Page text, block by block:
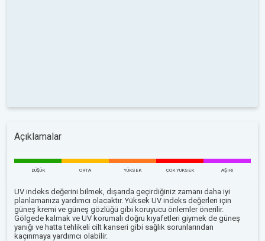
Açıklamalar
DÜŞÜK ORTA YÜKSEK ÇOK YUKSEK AŞIRI
UV indeks değerini bilmek, dışarıda geçirdiğiniz zamanı daha iyi
planlamanıza yardımcı olacaktır. Yüksek UV indeks değerleri için
güneş kremi ve güneş gözlüğü gibi koruyucu önlemler önerilir.
Gölgede kalmak ve UV korumalı doğru kıyafetleri giymek de güneş
yanığı ve hatta tehlikeli cilt kanseri gibi sağlık sorunlarından
kaçınmaya yardımcı olabilir.